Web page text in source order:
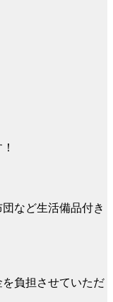
など生活備品付き
負担させていただ